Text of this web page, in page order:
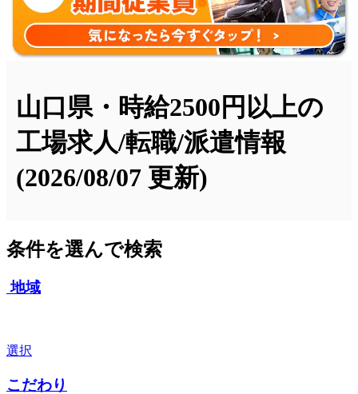
山口県・時給2500円以上の
工場求人/転職/派遣情報
(2026/08/07 更新)
条件を選んで検索
地域
選択
こだわり